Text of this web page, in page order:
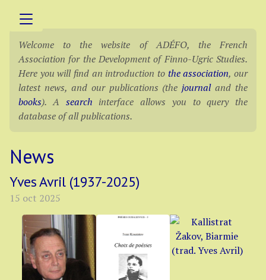
Welcome to the website of ADÉFO, the French
Association for the Development of Finno-Ugric Studies.
Here you will find an introduction to the association, our
latest news, and our publications (thejournaland the
books). A search interface allows you to query the
database of all publications.
News
Yves Avril (1937-2025)
15 oct 2025